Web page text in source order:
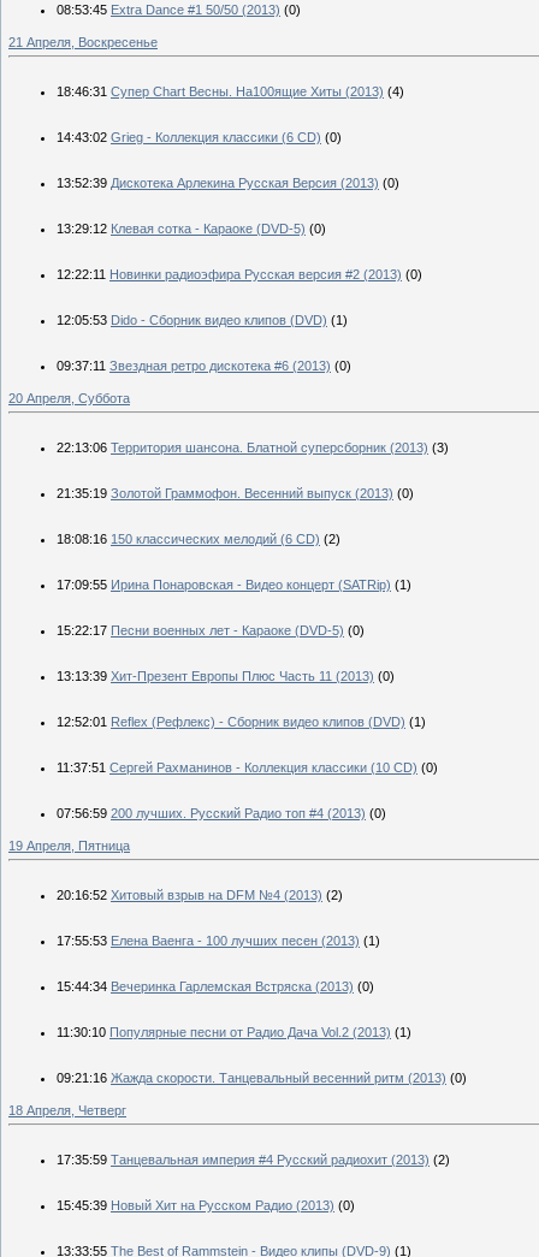
08:53:45 Extra Dance #1 50/50 (2013) (0)
21 Апреля, Воскресенье
18:46:31 Супер Сhart Весны. На100ящие Хиты (2013) (4)
14:43:02 Grieg - Коллекция классики (6 CD) (0)
13:52:39 Дискотека Арлекина Русская Версия (2013) (0)
13:29:12 Клевая сотка - Караоке (DVD-5) (0)
12:22:11 Новинки радиоэфира Русская версия #2 (2013) (0)
12:05:53 Dido - Сборник видео клипов (DVD) (1)
09:37:11 Звездная ретро дискотека #6 (2013) (0)
20 Апреля, Суббота
22:13:06 Территория шансона. Блатной суперсборник (2013) (3)
21:35:19 Золотой Граммофон. Весенний выпуск (2013) (0)
18:08:16 150 классических мелодий (6 CD) (2)
17:09:55 Ирина Понаровская - Видео концерт (SATRip) (1)
15:22:17 Песни военных лет - Караоке (DVD-5) (0)
13:13:39 Хит-Презент Европы Плюс Часть 11 (2013) (0)
12:52:01 Reflex (Рефлекс) - Сборник видео клипов (DVD) (1)
11:37:51 Сергей Рахманинов - Коллекция классики (10 CD) (0)
07:56:59 200 лучших. Русский Радио топ #4 (2013) (0)
19 Апреля, Пятница
20:16:52 Хитовый взрыв на DFM №4 (2013) (2)
17:55:53 Елена Ваенга - 100 лучших песен (2013) (1)
15:44:34 Вечеринка Гарлемская Встряска (2013) (0)
11:30:10 Популярные песни от Радио Дача Vol.2 (2013) (1)
09:21:16 Жажда скорости. Танцевальный весенний ритм (2013) (0)
18 Апреля, Четверг
17:35:59 Танцевальная империя #4 Русский радиохит (2013) (2)
15:45:39 Новый Хит на Русском Радио (2013) (0)
13:33:55 The Best of Rammstein - Видео клипы (DVD-9) (1)